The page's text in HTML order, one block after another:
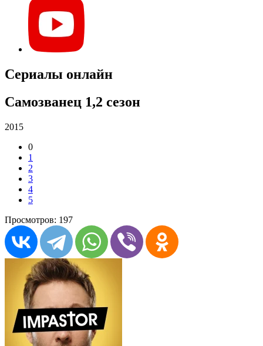
Сериалы онлайн
Самозванец 1,2 сезон
2015
0
1
2
3
4
5
Просмотров: 197